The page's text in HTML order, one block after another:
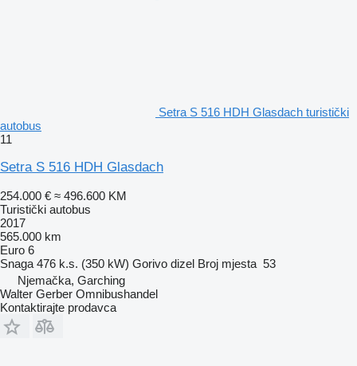
Setra S 516 HDH Glasdach turistički
autobus
11
Setra S 516 HDH Glasdach
254.000 € ≈ 496.600 KM
Turistički autobus
2017
565.000 km
Euro 6
Snaga 476 k.s. (350 kW) Gorivo dizel Broj mjesta 53
Njemačka, Garching
Walter Gerber Omnibushandel
Kontaktirajte prodavca